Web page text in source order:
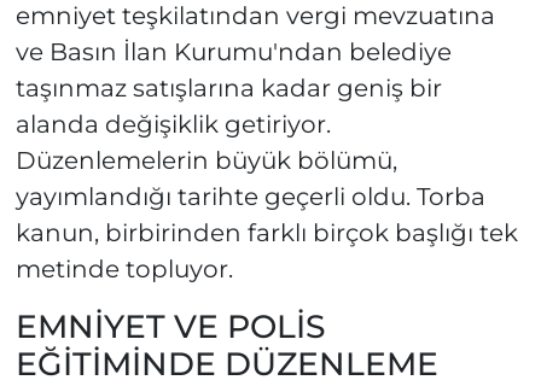
emniyet teşkilatından vergi mevzuatına
ve Basın İlan Kurumu'ndan belediye
taşınmaz satışlarına kadar geniş bir
alanda değişiklik getiriyor.
Düzenlemelerin büyük bölümü,
yayımlandığı tarihte geçerli oldu. Torba
kanun, birbirinden farklı birçok başlığı tek
metinde topluyor.
EMNİYET VE POLİS
EĞİTİMİNDE DÜZENLEME